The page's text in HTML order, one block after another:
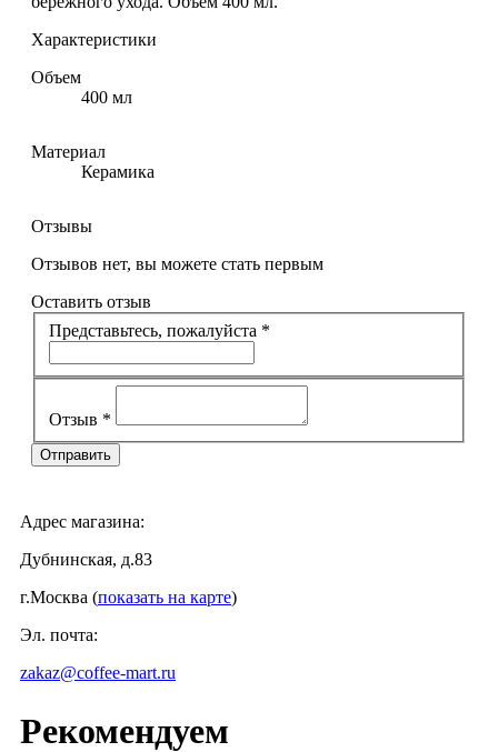
Характеристики
Объем
400 мл
Материал
Керамика
Отзывы
Отзывов нет, вы можете стать первым
Оставить отзыв
Представьтесь, пожалуйста *
Отзыв *
Адрес магазина:
Дубнинская, д.83
г.Москва (показать на карте)
Эл. почта:
zakaz@coffee-mart.ru
Рекомендуем